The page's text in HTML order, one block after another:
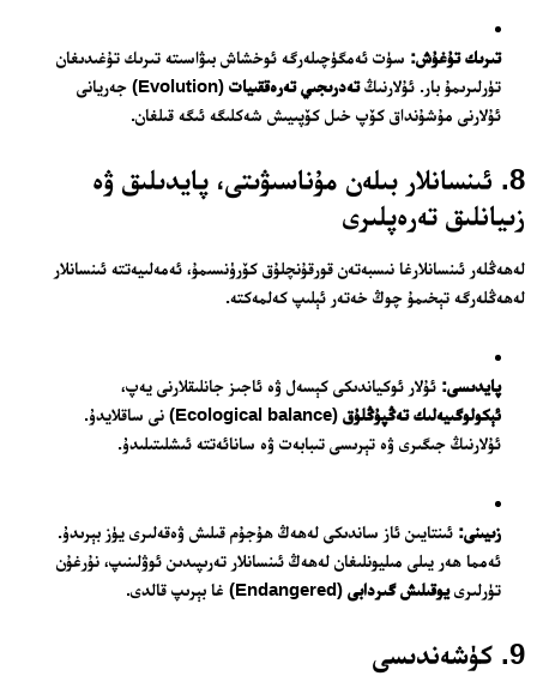
تىرىك تۇغۇش: سۈت ئەمگۈچىلەرگە ئوخشاش بىۋاسىتە تىرىك تۇغىدىغان
تۈرلىرىمۇ بار. ئۇلارنىڭتەدرىجىي تەرەققىيات
(Evolution) جەريانى
ئۇلارنى مۇشۇنداق كۆپ خىل كۆپىيىش شەكلىگە ئىگە قىلغان.
8. ئىنسانلار بىلەن مۇناسىۋىتى، پايدىلىق ۋە
زىيانلىق تەرەپلىرى
لەھەڭلەر ئىنسانلارغا نىسبەتەن قورقۇنچلۇق كۆرۈنسىمۇ، ئەمەلىيەتتە ئىنسانلار
لەھەڭلەرگە تېخىمۇ چوڭ خەتەر ئېلىپ كەلمەكتە.
پايدىسى: ئۇلار ئوكياندىكى كېسەل ۋە ئاجىز جانلىقلارنى يەپ،
ئېكولوگىيەلىك تەڭپۇڭلۇق
(Ecological balance) نى ساقلايدۇ.
ئۇلارنىڭ جىگىرى ۋە تېرىسى تىبابەت ۋە سانائەتتە ئىشلىتىلىدۇ.
زىيىنى: ئىنتايىن ئاز ساندىكى لەھەڭ ھۇجۇم قىلىش ۋەقەلىرى يۈز بېرىدۇ.
ئەمما ھەر يىلى مىليونلىغان لەھەڭ ئىنسانلار تەرىپىدىن ئوۋلىنىپ، نۇرغۇن
تۈرلىرىيوقىلىش گىردابى (Endangered) غا بېرىپ قالدى.
9. كۈشەندىسى